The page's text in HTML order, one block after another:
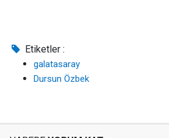
Etiketler :
galatasaray
Dursun Özbek